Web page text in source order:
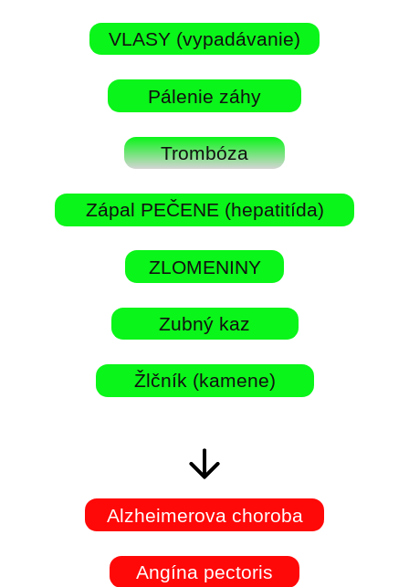
VLASY (vypadávanie)
Pálenie záhy
Trombóza
Zápal PEČENE (hepatitída)
ZLOMENINY
Zubný kaz
Žlčník (kamene)
Alzheimerova choroba
Angína pectoris